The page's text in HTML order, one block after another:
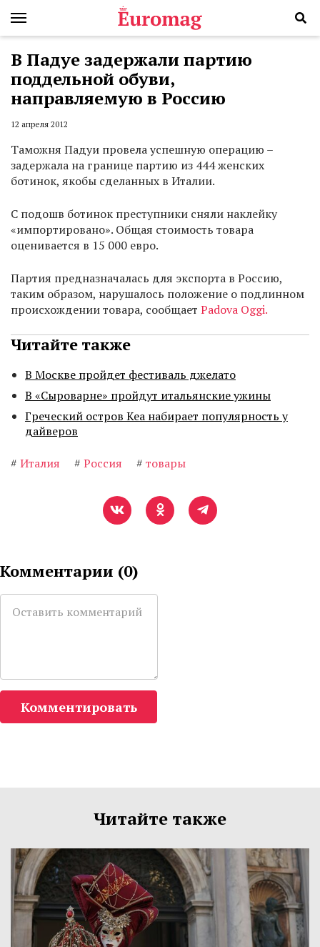
В Падуе задержали партию
поддельной обуви,
направляемую в Россию
12 апреля 2012
Таможня Падуи провела успешную операцию –
задержала на границе партию из 444 женских
ботинок, якобы сделанных в Италии.
С подошв ботинок преступники сняли наклейку
«импортировано». Общая стоимость товара
оценивается в 15 000 евро.
Партия предназначалась для экспорта в Россию,
таким образом, нарушалось положение о подлинном
происхождении товара, сообщает Padova Oggi.
Читайте также
В Москве пройдет фестиваль джелато
В «Сыроварне» пройдут итальянские ужины
Греческий остров Кеа набирает популярность у
дайверов
# Италия # Россия # товары
Комментарии (0)
Комментировать
Читайте также